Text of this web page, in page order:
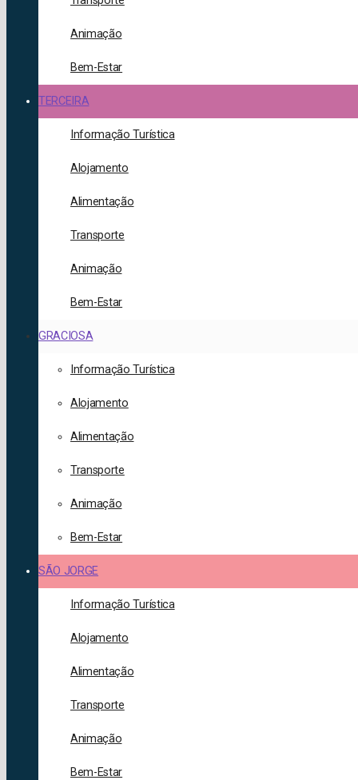
Animação
Bem-Estar
TERCEIRA
Informação Turística
Alojamento
Alimentação
Transporte
Animação
Bem-Estar
GRACIOSA
Informação Turística
Alojamento
Alimentação
Transporte
Animação
Bem-Estar
SÃO JORGE
Informação Turística
Alojamento
Alimentação
Transporte
Animação
Bem-Estar